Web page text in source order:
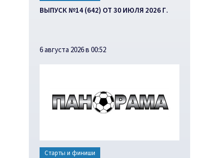
ВЫПУСК №14 (642) ОТ 30 ИЮЛЯ 2026 Г.
6 августа 2026 в 00:52
Старты и финиши